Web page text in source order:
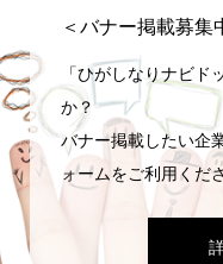
＜バナー掲載募集
「ひがしなりナビド
か？
バナー掲載したい企
ォームをご利用くだ